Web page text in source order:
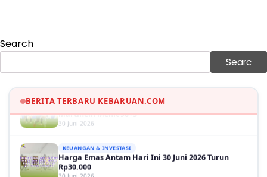
Search
Searc
BERITA TERBARU KEBARUAN.COM
30 Juni 2026
30 Juni 2026
KEUANGAN & INVESTASI
Rp30.000
30 Juni 2026